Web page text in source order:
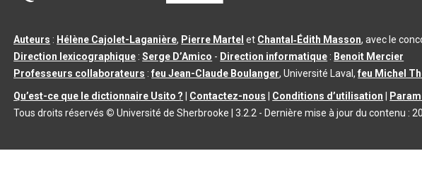
Auteurs : Hélène Cajolet-Laganière, Pierre Martel et Chantal‑Édith Masson, avec le
Direction lexicographique :Serge D’Amico - Direction informatique : Benoit Mercier
Professeurs collaborateurs :feu Jean-Claude Boulanger, Université Laval,feu Michel
Qu’est-ce que le dictionnaire Usito ?
Contactez-nous Conditions d’utilisation
Tous droits réservés © Université de Sherbrooke |3.2.2 - Dernière mise à jour du contenu :